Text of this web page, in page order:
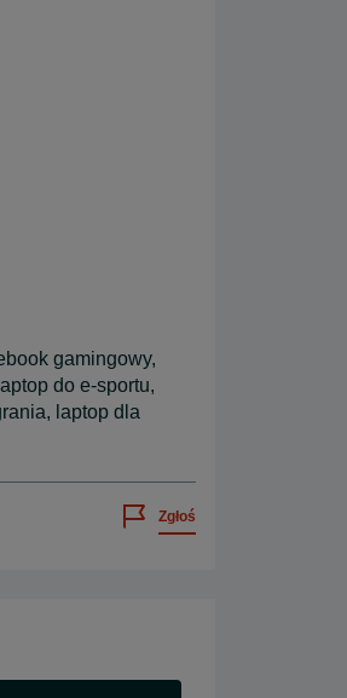
gamingowy,
do e-sportu,
laptop dla
Zgłoś